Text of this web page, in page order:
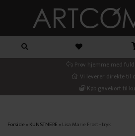
Prøv hjemme med
Vi leverer direkte til
Køb gavekort til
Forside »KUNSTNERE »Lisa Marie Frost - tryk